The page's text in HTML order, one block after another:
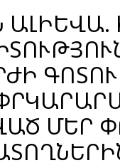
ԱԼԻԵՎԱ.
ՄԵՐ